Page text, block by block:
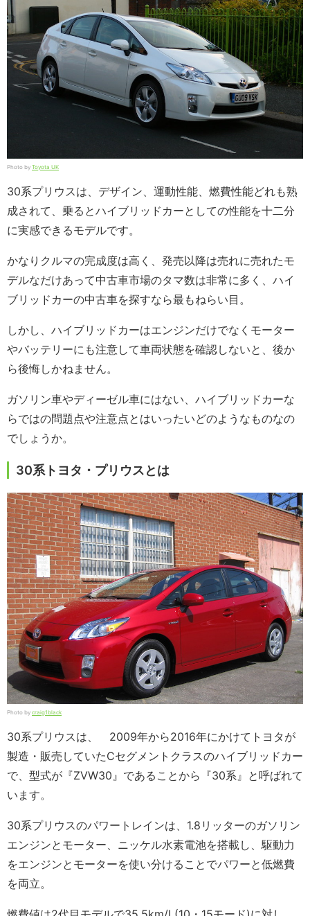
Photo by Toyota UK
30系プリウスは、デザイン、運動性能、燃費性能どれも熟
成されて、乗るとハイブリッドカーとしての性能を十二分
に実感できるモデルです。
かなりクルマの完成度は高く、発売以降は売れに売れたモ
デルなだけあって中古車市場のタマ数は非常に多く、ハイ
ブリッドカーの中古車を探すなら最もねらい目。
しかし、ハイブリッドカーはエンジンだけでなくモーター
やバッテリーにも注意して車両状態を確認しないと、後か
ら後悔しかねません。
ガソリン車やディーゼル車にはない、ハイブリッドカーな
らではの問題点や注意点とはいったいどのようなものなの
でしょうか。
30系トヨタ・プリウスとは
Photo by craig1black
30系プリウスは、 2009年から2016年にかけてトヨタが
製造・販売していたCセグメントクラスのハイブリッドカー
で、型式が『ZVW30』であることから『30系』と呼ばれて
います。
30系プリウスのパワートレインは、1.8リッターのガソリン
エンジンとモーター、ニッケル水素電池を搭載し、駆動力
をエンジンとモーターを使い分けることでパワーと低燃費
を両立。